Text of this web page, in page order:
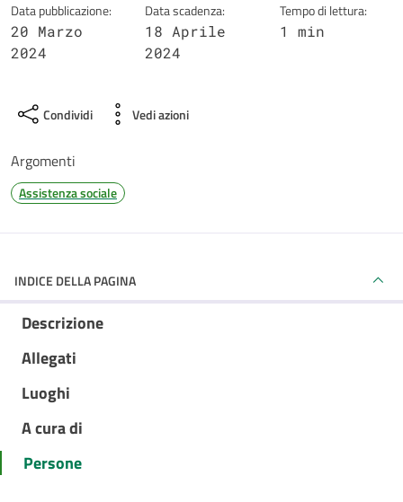
Data pubblicazione:
20 Marzo
2024
Data scadenza:
18 Aprile
2024
Tempo di lettura:
1 min
Condividi Vedi azioni
Argomenti
Assistenza sociale
INDICE DELLA PAGINA
Descrizione
Allegati
Luoghi
A cura di
Persone